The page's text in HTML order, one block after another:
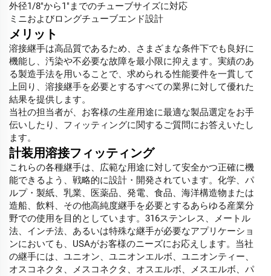
外径1/8″から1″までのチューブサイズに対応
ミニおよびロングチューブエンド設計
メリット
溶接継手は高品質であるため、さまざまな条件下でも良好に
機能し、汚染や不必要な故障を最小限に抑えます。実績のあ
る製造手法を用いることで、求められる性能要件を一貫して
上回り、溶接継手を必要とするすべての業界に対して優れた
結果を提供します。
当社の担当者が、お客様の生産用途に最適な製品選定をお手
伝いしたり、フィッティングに関するご質問にお答えいたし
ます。
計装用溶接フィッティング
これらの各種継手は、広範な用途に対して安全かつ正確に機
能できるよう、戦略的に設計・開発されています。化学、パ
ルプ・製紙、乳業、医薬品、発電、食品、海洋構造物または
造船、飲料、その他高純度継手を必要とするあらゆる産業分
野での使用を目的としています。316ステンレス、メートル
法、インチ法、あるいは特殊な継手が必要なアプリケーショ
ンにおいても、USAがお客様のニーズにお応えします。当社
の継手には、ユニオン、ユニオンエルボ、ユニオンティー、
オスコネクタ、メスコネクタ、オスエルボ、メスエルボ、パ